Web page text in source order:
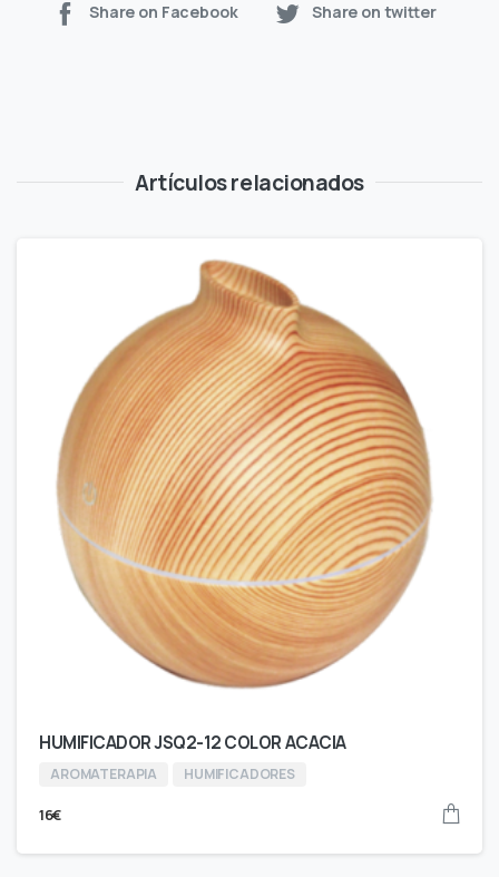
Share on Facebook Share on twitter
Artículos relacionados
HUMIFICADOR JSQ2-12 COLOR ACACIA
AROMATERAPIA HUMIFICADORES
16€